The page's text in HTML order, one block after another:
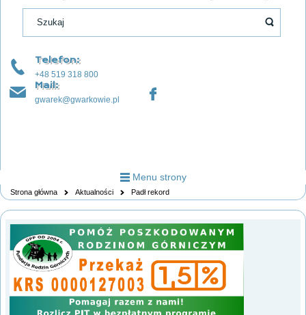
Telefon:
+48 519 318 800
Mail:
gwarek@gwarkowie.pl
Menu strony
Strona główna Aktualności Padł rekord